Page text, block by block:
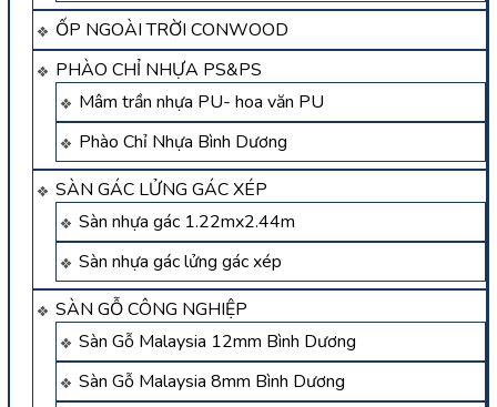
ỐP NGOÀI TRỜI CONWOOD
PHÀO CHỈ NHỰA PS&PS
Mâm trần nhựa PU- hoa văn PU
Phào Chỉ Nhựa Bình Dương
SÀN GÁC LỬNG GÁC XÉP
Sàn nhựa gác 1.22mx2.44m
Sàn nhựa gác lửng gác xép
SÀN GỖ CÔNG NGHIỆP
Sàn Gỗ Malaysia 12mm Bình Dương
Sàn Gỗ Malaysia 8mm Bình Dương